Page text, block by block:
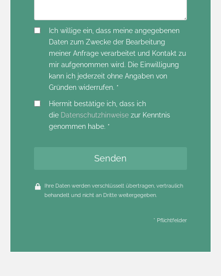
Ich willige ein, dass meine angegebenen
Daten zum Zwecke der Bearbeitung
meiner Anfrage verarbeitet und Kontakt zu
mir aufgenommen wird. Die Einwilligung
kann ich jederzeit ohne Angaben von
Gründen widerrufen. *
Hiermit bestätige ich, dass ich
die Datenschutzhinweise zur Kenntnis
genommen habe. *
Senden
Ihre Daten werden verschlüsselt übertragen, vertraulich
behandelt und nicht an Dritte weitergegeben.
* Pflichtfelder